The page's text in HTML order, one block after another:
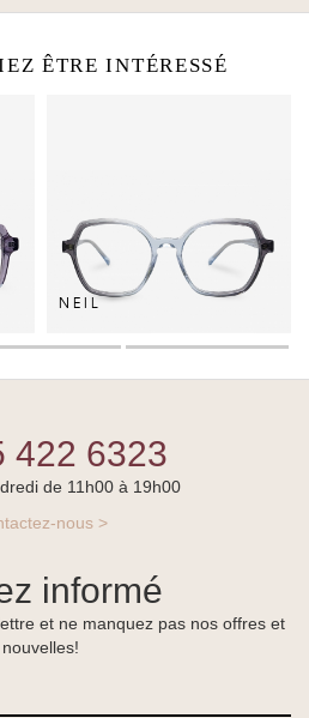
ÊTRE INTÉRESSÉ
NEIL
422 6323
de 11h00 à 19h00
nous >
informé
et ne manquez pas nos offres et
nouvelles!